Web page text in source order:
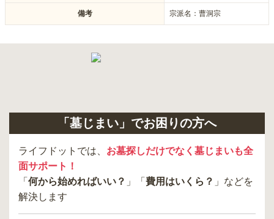
備考 宗派名： 曹洞宗
「墓じまい」でお困りの方へ
ライフドットでは、 お墓探しだけでなく墓じまいも全
面サポート！
「 何から始めればいい？ 」「 費用はいくら？ 」などを
解決します